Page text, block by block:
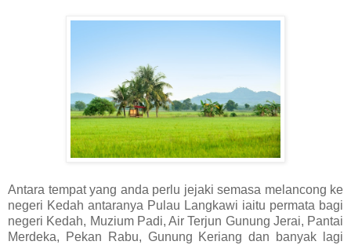
Antara tempat yang anda perlu jejaki semasa melancong ke
negeri Kedah antaranya Pulau Langkawi iaitu permata bagi
negeri Kedah, Muzium Padi, Air Terjun Gunung Jerai, Pantai
Merdeka, Pekan Rabu, Gunung Keriang dan banyak lagi